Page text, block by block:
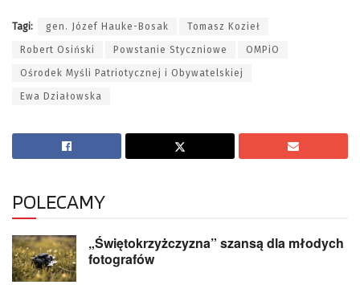
Tagi: gen. Józef Hauke-Bosak Tomasz Kozieł
Robert Osiński Powstanie Styczniowe OMPiO
Ośrodek Myśli Patriotycznej i Obywatelskiej
Ewa Działowska
POLECAMY
„Świętokrzyżczyzna” szansą dla młodych
fotografów